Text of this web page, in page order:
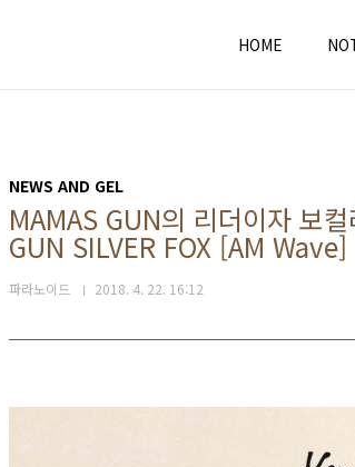
HOME
NEWS AND GEL
MAMAS GUN의 리더이자 보
GUN SILVER FOX [AM Wave]
파라노이드 2018. 4. 22. 16:12